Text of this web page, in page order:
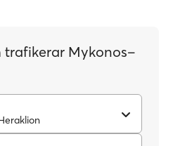
trafikerar Mykonos–